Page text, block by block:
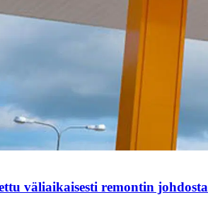
väliaikaisesti remontin johdosta